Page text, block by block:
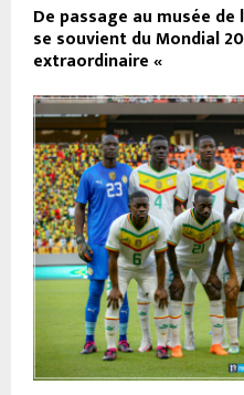
De passage au musée de
se souvient du Mondial
extraordinaire «